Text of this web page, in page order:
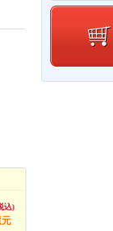
込)
元